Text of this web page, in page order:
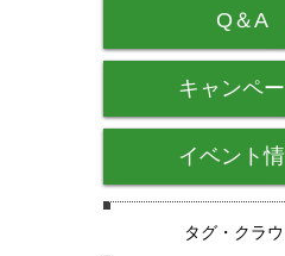
Q＆A
キャンペ
イベント
タグ・クラ